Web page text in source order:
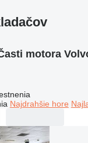
motora
Najdrahšie hore